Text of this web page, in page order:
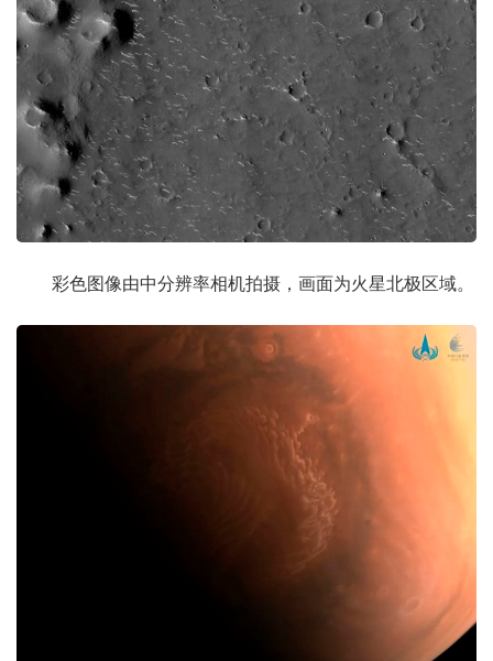
彩色图像由中分辨率相机拍摄，画面为火星北极区域。